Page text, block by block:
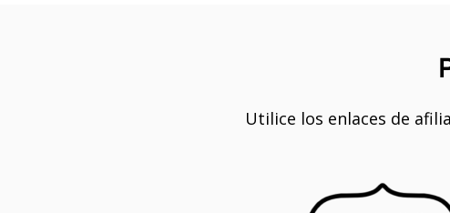
Utilice los enlaces de